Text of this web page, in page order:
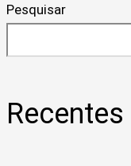
Pesquisar
Recentes